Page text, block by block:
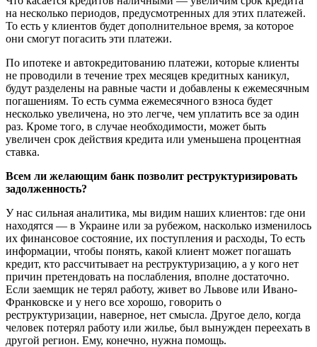
на несколько периодов, предусмотренных для этих платежей.
То есть у клиентов будет дополнительное время, за которое
они смогут погасить эти платежи.
По ипотеке и автокредитованию платежи, которые клиенты
не проводили в течение трех месяцев кредитных каникул,
будут разделены на равные части и добавлены к ежемесячным
погашениям. То есть сумма ежемесячного взноса будет
несколько увеличена, но это легче, чем уплатить все за один
раз. Кроме того, в случае необходимости, может быть
увеличен срок действия кредита или уменьшена процентная
ставка.
Всем ли желающим банк позволит реструктуризировать
задолженность?
У нас сильная аналитика, мы видим наших клиентов: где они
находятся — в Украине или за рубежом, насколько изменилось
их финансовое состояние, их поступления и расходы, То есть
информации, чтобы понять, какой клиент может погашать
кредит, кто рассчитывает на реструктуризацию, а у кого нет
причин претендовать на послабления, вполне достаточно.
Если заемщик не терял работу, живет во Львове или Ивано-
Франковске и у него все хорошо, говорить о
реструктуризации, наверное, нет смысла. Другое дело, когда
человек потерял работу или жилье, был вынужден переехать в
другой регион. Ему, конечно, нужна помощь.